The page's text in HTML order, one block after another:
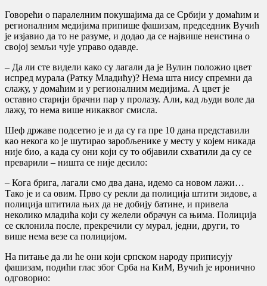
Говорећи о паралелним покушајима да се Србији у домаћим и
регионалним медијима припише фашизам, председник Вучић
је изјавио да то не разуме, и додао да се највише неистина о
својој земљи чује управо одавде.
– Да ли сте видели како су лагали да је Вулин положио цвет
испред мурала (Ратку Младићу)? Нема шта нису спремни да
слажу, у домаћим и у регионалним медијима. А цвет је
оставио старији брачни пар у пролазу. Али, кад људи воле да
лажу, то нема више никаквог смисла.
Шеф државе подсетио је и да су га пре 10 дана представили
као некога ко је шутирао заробљенике у месту у којем никада
није био, а када су они који су то објавили схватили да су се
преварили – ништа се није десило:
– Кога брига, лагали смо два дана, идемо са новом лажи…
Тако је и са овим. Прво су рекли да полиција штити зидове, а
полиција штитила њих да не добију батине, и привела
неколико младића који су желели обрачун са њима. Полиција
се склонила после, прекречили су мурал, једни, други, то
више нема везе са полицијом.
На питање да ли ће они који српском народу приписују
фашизам, подићи глас због Срба на КиМ, Вучић је иронично
одговорио: